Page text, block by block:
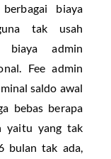
biaya
tak usah
biaya admin
Fee admin
saldo awal
bebas berapa
yaitu yang tak
bulan tak ada,